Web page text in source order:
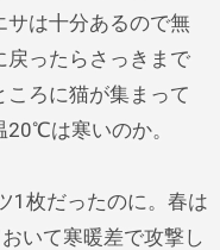
サは十分あるので無
戻ったらさっきまで
ころに猫が集まって
20℃は寒いのか。
1枚だったのに。春は
いて寒暖差で攻撃し